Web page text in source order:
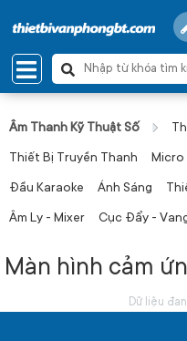
Âm Thanh Kỹ Thuật Số
Thiết Bị Truyền Thanh Micro
Đầu Karaoke Ánh Sáng
Âm Ly - Mixer Cục Đẩy -
Màn hình cảm
Dữ liệu